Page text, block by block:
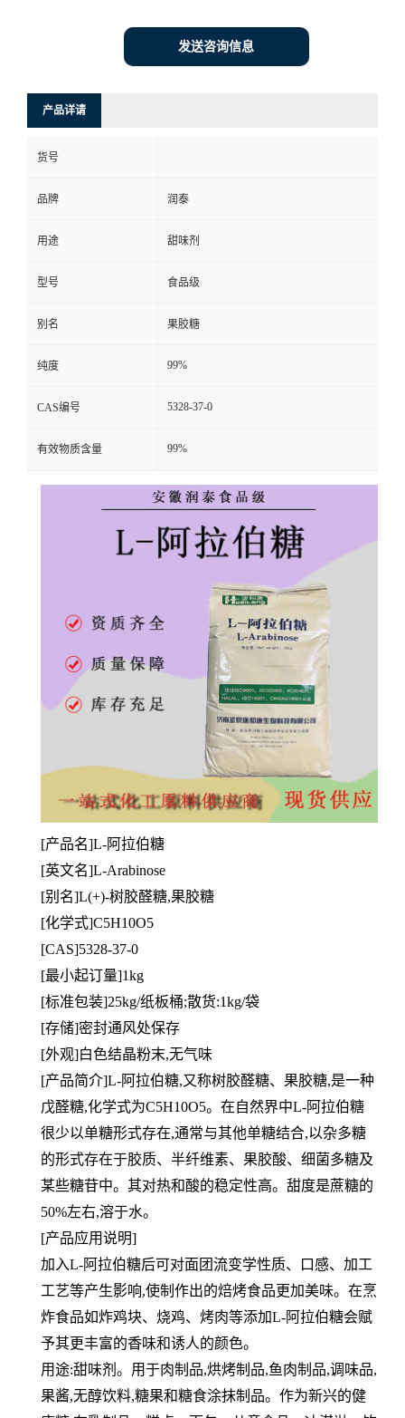
发送咨询信息
产品详请
货号
品牌 润泰
用途 甜味剂
型号 食品级
别名 果胶糖
纯度 99%
CAS编号 5328-37-0
有效物质含量 99%
[产品名]L-阿拉伯糖
[英文名]L-Arabinose
[别名]L(+)-树胶醛糖,果胶糖
[化学式]C5H10O5
[CAS]5328-37-0
[最小起订量]1kg
[标准包装]25kg/纸板桶;散货:1kg/袋
[存储]密封通风处保存
[外观]白色结晶粉末,无气味
[产品简介]L-阿拉伯糖,又称树胶醛糖、果胶糖,是一种
戊醛糖,化学式为C5H10O5。在自然界中L-阿拉伯糖
很少以单糖形式存在,通常与其他单糖结合,以杂多糖
的形式存在于胶质、半纤维素、果胶酸、细菌多糖及
某些糖苷中。其对热和酸的稳定性高。甜度是蔗糖的
50%左右,溶于水。
[产品应用说明]
加入L-阿拉伯糖后可对面团流变学性质、口感、加工
工艺等产生影响,使制作出的焙烤食品更加美味。在烹
炸食品如炸鸡块、烧鸡、烤肉等添加L-阿拉伯糖会赋
予其更丰富的香味和诱人的颜色。
用途:甜味剂。用于肉制品,烘烤制品,鱼肉制品,调味品,
果酱,无醇饮料,糖果和糖食涂抹制品。作为新兴的健